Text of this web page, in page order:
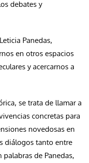
debates y
Panedas,
en otros espacios
y acercarnos a
se trata de llamar a
concretas para
novedosas en
diálogos tanto entre
de Panedas,